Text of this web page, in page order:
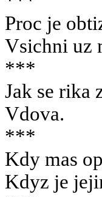
Proc je
Vsichni uz
***
Jak se rika
Vdova.
***
Kdy mas
Kdyz je